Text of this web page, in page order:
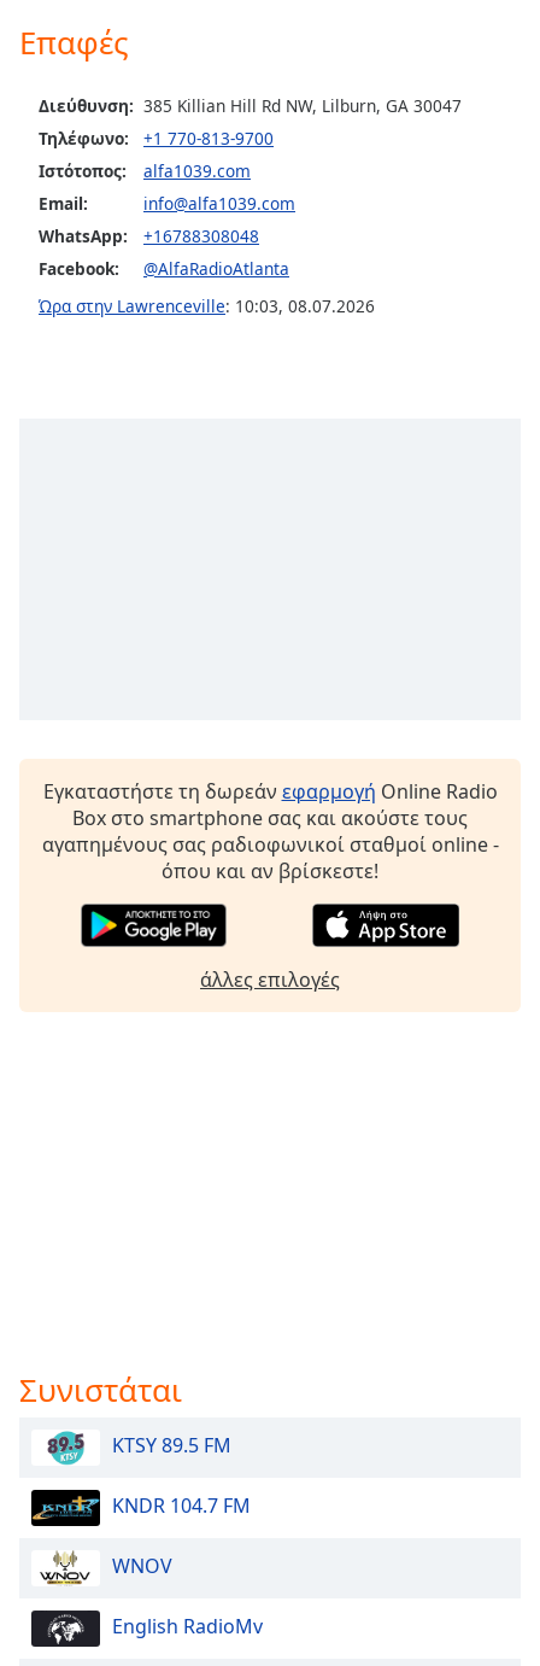
Caption
Area
Background
dialog
Επαφές
Διεύθυνση: 385 Killian Hill Rd NW, Lilburn, GA 30047
Τηλέφωνο:
+1 770-813-9700
Ιστότοπος:
alfa1039.com
Email:
info@alfa1039.com
WhatsApp:
+16788308048
Facebook:
@AlfaRadioAtlanta
Ώρα στην Lawrenceville: 10:03, 08.07.2026
Εγκαταστήστε τη δωρεάν εφαρμογή Online Radio
Box στο smartphone σας και ακούστε τους
αγαπημένους σας ραδιοφωνικοί σταθμοί online -
όπου και αν βρίσκεστε!
άλλες επιλογές
Συνιστάται
KTSY 89.5 FM
KNDR 104.7 FM
WNOV
English RadioMv